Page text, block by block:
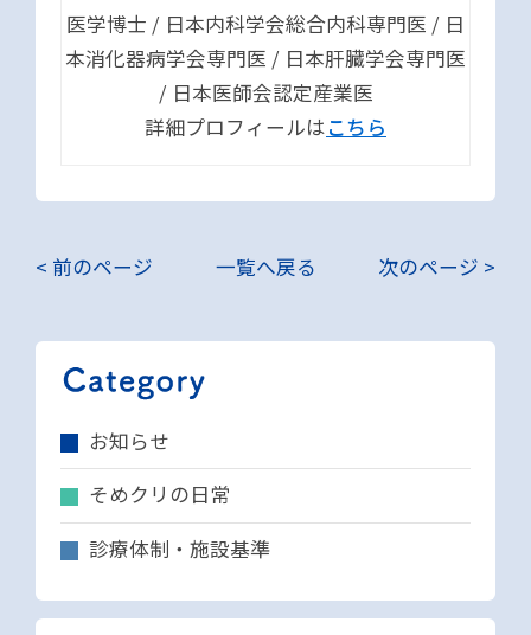
医学博士 / 日本内科学会総合内科専門医 / 日
本消化器病学会専門医 / 日本肝臓学会専門医
/ 日本医師会認定産業医
詳細プロフィールはこちら
< 前のページ 一覧へ戻る 次のページ >
お知らせ
そめクリの日常
診療体制・施設基準